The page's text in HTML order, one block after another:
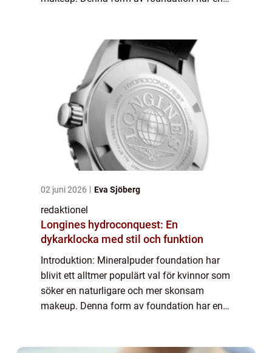
02 juni 2026 Eva Sjöberg
redaktionel
Longines hydroconquest: En
dykarklocka med stil och funktion
Introduktion: Mineralpuder foundation har
blivit ett alltmer populärt val för kvinnor som
söker en naturligare och mer skonsam
makeup. Denna form av foundation har en